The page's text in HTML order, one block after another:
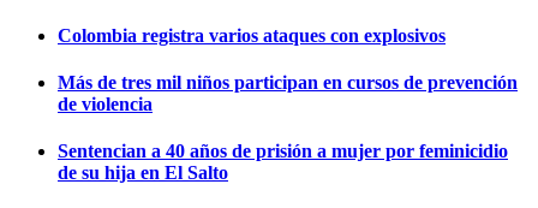
Colombia registra varios ataques con explosivos
Más de tres mil niños participan en cursos de prevención
de violencia
Sentencian a 40 años de prisión a mujer por feminicidio
de su hija en El Salto